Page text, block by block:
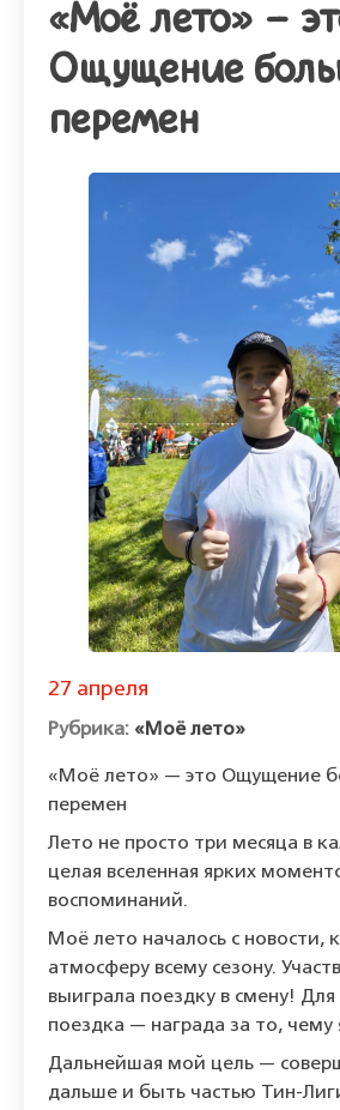
«Моё лето» —
Ощущение
перемен
27 апреля
«Моё лето»
«Моё лето» — это Ощущение
перемен
Лето не просто три месяца в
целая вселенная ярких
воспоминаний.
Моё лето началось с новости,
атмосферу всему сезону.
выиграла поездку в смену! Для
поездка — награда за то, чему
Дальнейшая мой цель —
дальше и быть частью Тин-